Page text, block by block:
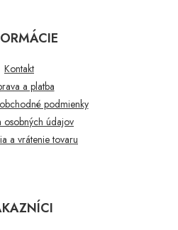
Kontakt
a platba
podmienky
osobných údajov
a vrátenie tovaru